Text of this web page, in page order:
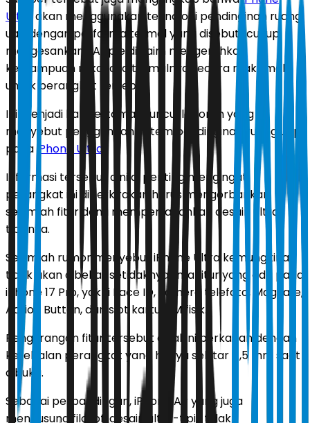
Ultra akan menggunakan teknologi pendinginan ruang
uap dengan performa termal yang disebut “cukup
mengesankan”. Apple diklaim mengerahkan
kemampuan rekayasa termalnya secara maksimal
untuk perangkat tersebut.
Ini menjadi kali pertama muncul laporan yang
menyebut penggunaan sistem pendinginan ruang uap
pada iPhone Ultra
Informasi tersebut dinilai penting mengingat
perangkat ini diperkirakan harus mengorbankan
sejumlah fitur demi mempertahankan desain ultra-
tipisnya.
Sejumlah rumor menyebut iPhone Ultra kemungkinan
tidak akan dibekali setidaknya lima fitur yang ada pada
iPhone 17 Pro, yakni Face ID, kamera telefoto, MagSafe,
Action Button, dan slot kartu SIM fisik.
Pengurangan fitur tersebut diyakini berkaitan dengan
ketebalan perangkat yang hanya sekitar 4,5 mm saat
dibuka.
Sebagai perbandingan, iPhone Air yang juga
mengusung filosofi desain ultra-tipis tidak